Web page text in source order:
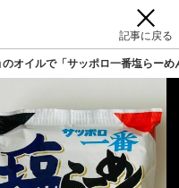
記事に戻る
オイルで「サッポロ一番塩らー